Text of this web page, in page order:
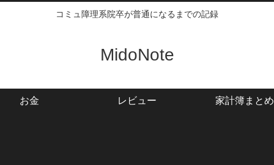
コミュ障理系院卒が普通になるまでの記録
MidoNote
お金 レビュー 家計簿まとめ